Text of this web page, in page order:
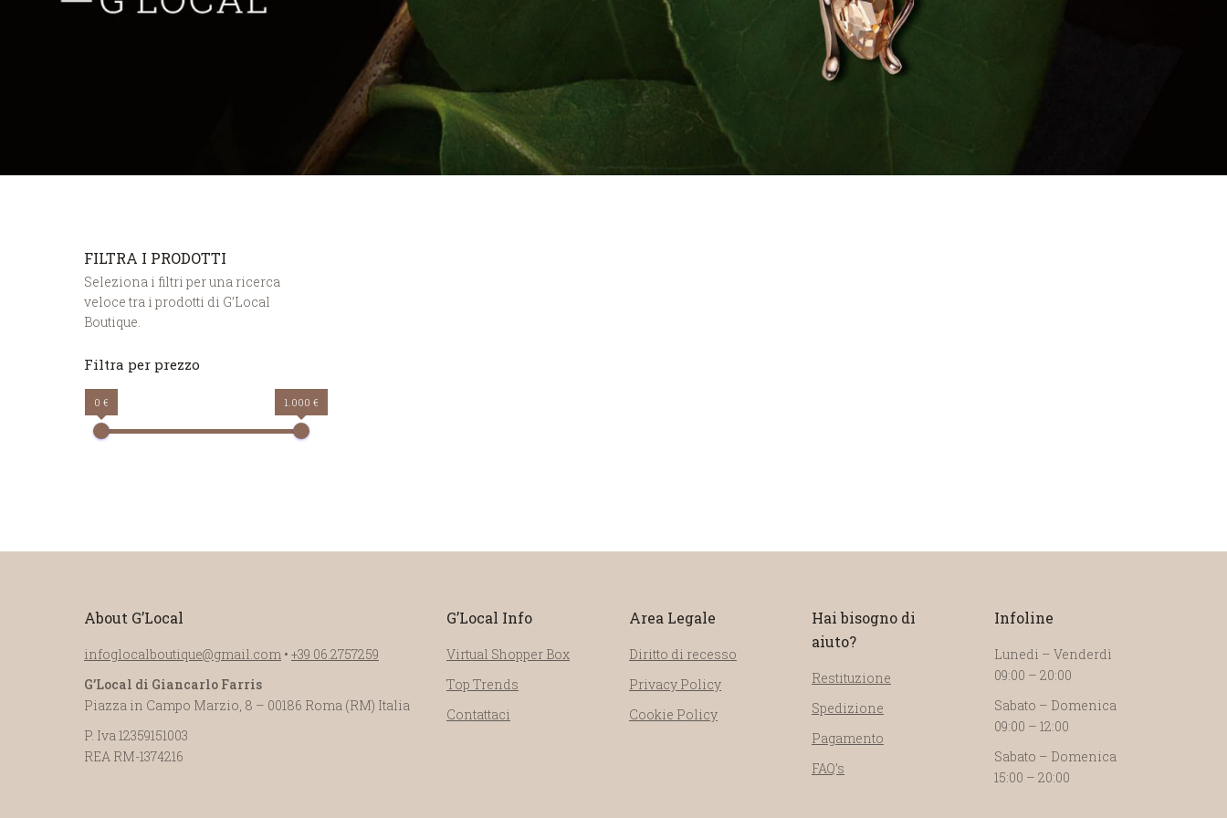
FILTRA I PRODOTTI
Seleziona i filtri per una ricerca
veloce tra i prodotti di G’Local
Boutique.
Filtra per prezzo
0 € 1.000 €
About G’Local
infoglocalboutique@gmail.com • +39 06.2757259
G’Local di Giancarlo Farris
Piazza in Campo Marzio, 8 – 00186 Roma (RM) Italia
P. Iva 12359151003
REA RM-1374216
G’Local Info
Virtual Shopper Box
Top Trends
Contattaci
Area Legale
Diritto di recesso
Privacy Policy
Cookie Policy
Hai bisogno di
aiuto?
Restituzione
Spedizione
Pagamento
FAQ’s
Infoline
Lunedi – Venderdì
09:00 – 20:00
Sabato – Domenica
09:00 – 12:00
Sabato – Domenica
15:00 – 20:00